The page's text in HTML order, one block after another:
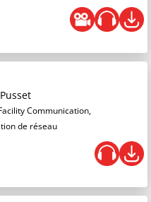
Communication,
de réseau